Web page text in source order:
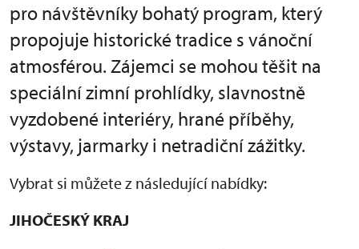
pro návštěvníky bohatý program, který
propojuje historické tradice s vánoční
atmosférou. Zájemci se mohou těšit na
speciální zimní prohlídky, slavnostně
vyzdobené interiéry, hrané příběhy,
výstavy, jarmarky i netradiční zážitky.
Vybrat si můžete z následující nabídky:
JIHOČESKÝ KRAJ